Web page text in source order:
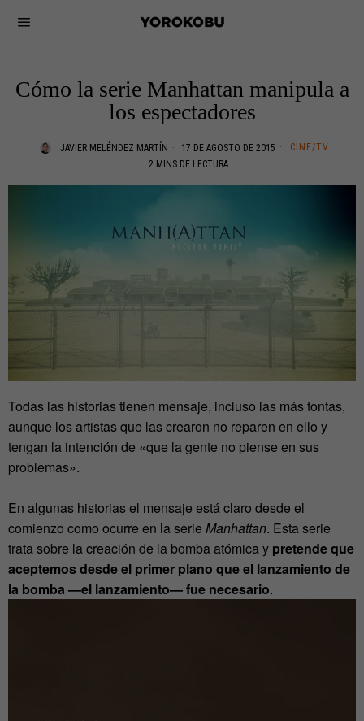
Cómo la serie Manhattan manipula a
los espectadores
JAVIER MELÉNDEZ MARTÍN 17 DE AGOSTO DE 2015
CINE/TV
2 MINS DE LECTURA
Todas las historias tienen mensaje, incluso las más tontas,
aunque los artistas que las crearon no reparen en ello y
tengan la intención de «que la gente no piense en sus
problemas».
En algunas historias el mensaje está claro desde el
comienzo como ocurre en la serie Manhattan. Esta serie
trata sobre la creación de la bomba atómica y pretende que
aceptemos desde el primer plano que el lanzamiento de
la bomba —el lanzamiento— fue necesario.